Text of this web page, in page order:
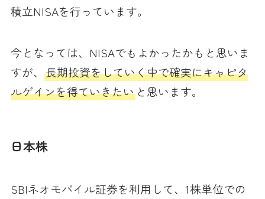
積立NISAを行っています。
今となっては、NISAでもよかったかもと思いま
すが、 長期投資をしていく中で確実にキャピタ
ルゲインを得ていきたいと思います。
日本株
SBIネオモバイル証券を利用して、1株単位での